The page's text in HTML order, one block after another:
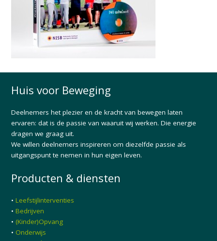
Huis voor Beweging
Deelnemers het plezier en de kracht van bewegen laten
ervaren: dat is de passie van waaruit wij werken. Die energie
dragen we graag uit.
We willen deelnemers inspireren om diezelfde passie als
uitgangspunt te nemen in hun eigen leven.
Producten & diensten
• Leefstijlinterventies
• Bedrijven
• (Kinder)Opvang
• Onderwijs